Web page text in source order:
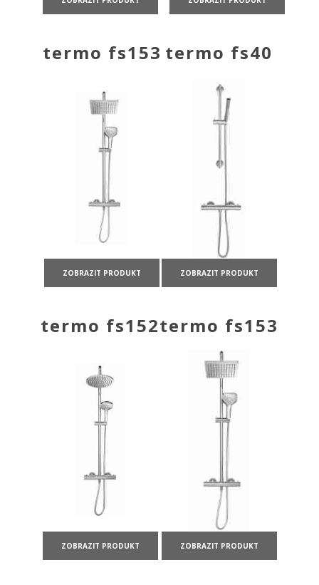
termo fs153
ZOBRAZIT PRODUKT
termo fs40
ZOBRAZIT PRODUKT
termo fs152
ZOBRAZIT PRODUKT
termo fs153
ZOBRAZIT PRODUKT